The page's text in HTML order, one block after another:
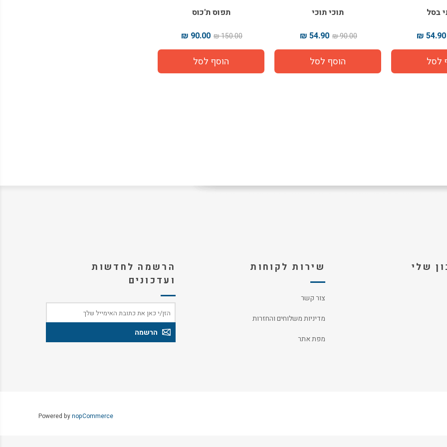
בסל
54.90 ₪
תוכי תוכי
90.00 ₪
54.90 ₪
תפוס ת'כוס
150.00 ₪
90.00 ₪
שלי שירות לקוחות
צור קשר
מדיניות משלוחים והחזרות
מפת אתר
הרשמה לחדשות
ועדכונים
Powered bynopCommerce